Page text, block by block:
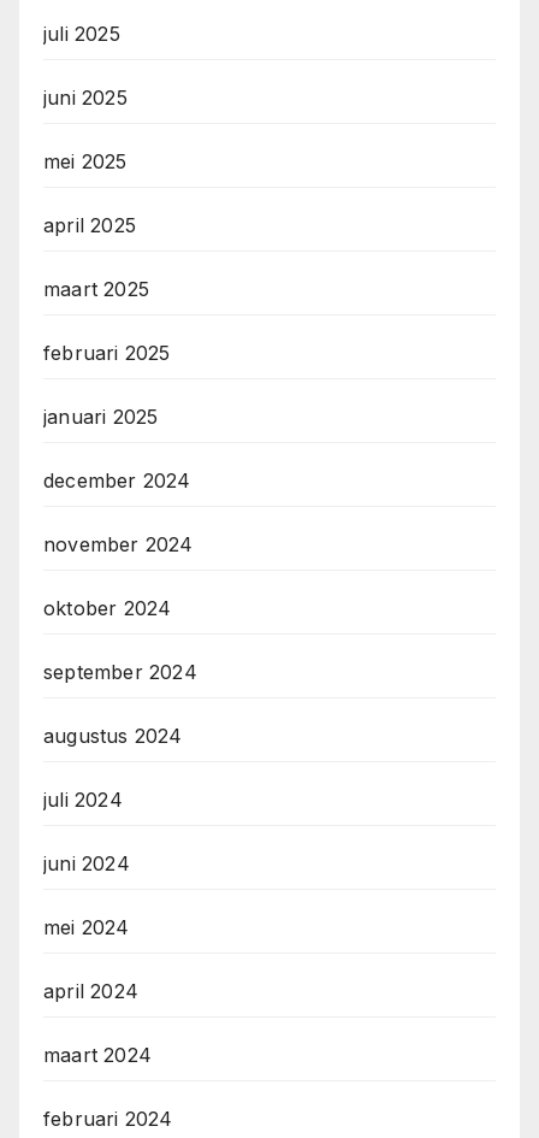
juli 2025
juni 2025
mei 2025
april 2025
maart 2025
februari 2025
januari 2025
december 2024
november 2024
oktober 2024
september 2024
augustus 2024
juli 2024
juni 2024
mei 2024
april 2024
maart 2024
februari 2024